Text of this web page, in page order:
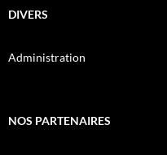
DIVERS
Administration
NOS PARTENAIRES